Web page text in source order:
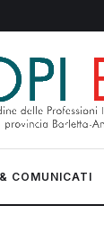
COMUNICATI